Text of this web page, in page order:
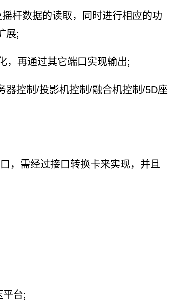
杆数据的读取，同时进行相应的功
展;
再通过其它端口实现输出;
控制/投影机控制/融合机控制/5D座
需经过接口转换卡来实现，并且
台;